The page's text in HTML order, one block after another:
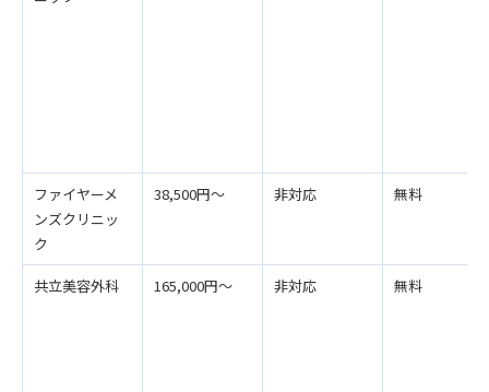
ファイヤーメ
ンズクリニッ
ク
38,500円～ 非対応 無料
共立美容外科 165,000円～ 非対応 無料